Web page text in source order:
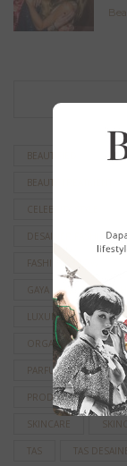
BEAUTIFIED
BEAUTY TREATMENT
CELEBRITY STYLE
DESAINER FASHION
FASHION SHOW
GAYA RAMBUT
LUXURY FASHION
ORGANIC SKINCARE
PARFUM CHANEL
PRODUK KECANTIKAN
SKINCARE
TAS TAS